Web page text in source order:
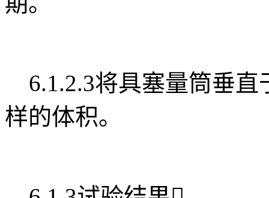
6.1.2.3将具塞量筒垂直
样的体积。